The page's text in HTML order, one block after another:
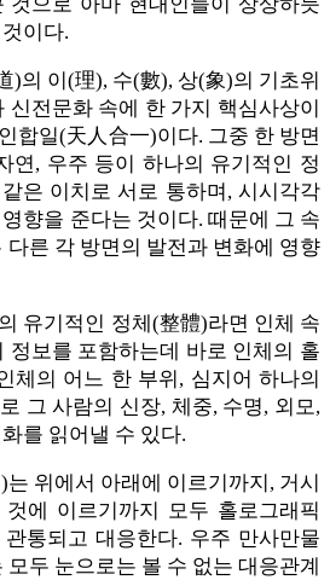
것으로 아마 현대인들이 상상하듯
이다.
)의 이(理), 수(數), 상(象)의 기초위
전문화 속에 한 가지 핵심사상이
합일(天人合一)이다. 그중 한 방면
연, 우주 등이 하나의 유기적인 정
은 이치로 서로 통하며, 시시각각
향을 준다는 것이다. 때문에 그 속
다른 각 방면의 발전과 변화에 영향
유기적인 정체(整體)라면 인체 속
정보를 포함하는데 바로 인체의 홀
체의 어느 한 부위, 심지어 하나의
그 사람의 신장, 체중, 수명, 외모,
를 읽어낼 수 있다.
위에서 아래에 이르기까지, 거시
에 이르기까지 모두 홀로그래픽
통되고 대응한다. 우주 만사만물
두 눈으로는 볼 수 없는 대응관계